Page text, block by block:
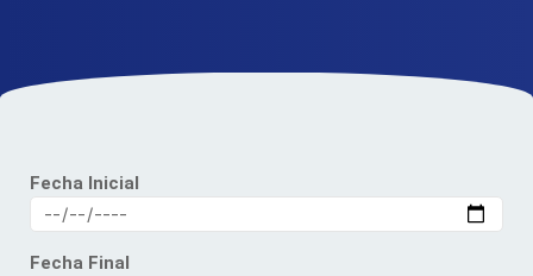
Fecha Inicial
Fecha Final